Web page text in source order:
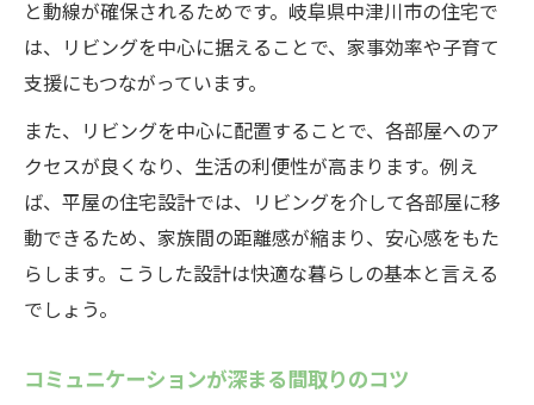
と動線が確保されるためです。岐阜県中津川市の住宅で
は、リビングを中心に据えることで、家事効率や子育て
支援にもつながっています。
また、リビングを中心に配置することで、各部屋へのア
クセスが良くなり、生活の利便性が高まります。例え
ば、平屋の住宅設計では、リビングを介して各部屋に移
動できるため、家族間の距離感が縮まり、安心感をもた
らします。こうした設計は快適な暮らしの基本と言える
でしょう。
コミュニケーションが深まる間取りのコツ